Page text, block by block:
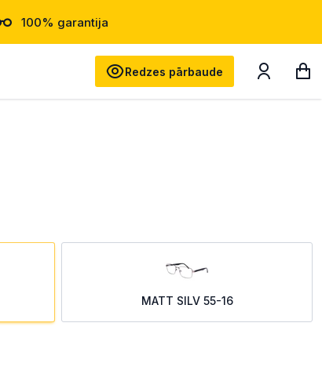
100% garantija
Redzes pārbaude
MATT SILV 55-16